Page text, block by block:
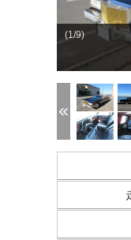
(1/9)